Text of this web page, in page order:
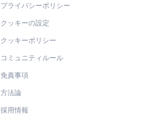
プライバシーポリシー
クッキーの設定
クッキーポリシー
コミュニティルール
免責事項
方法論
採用情報